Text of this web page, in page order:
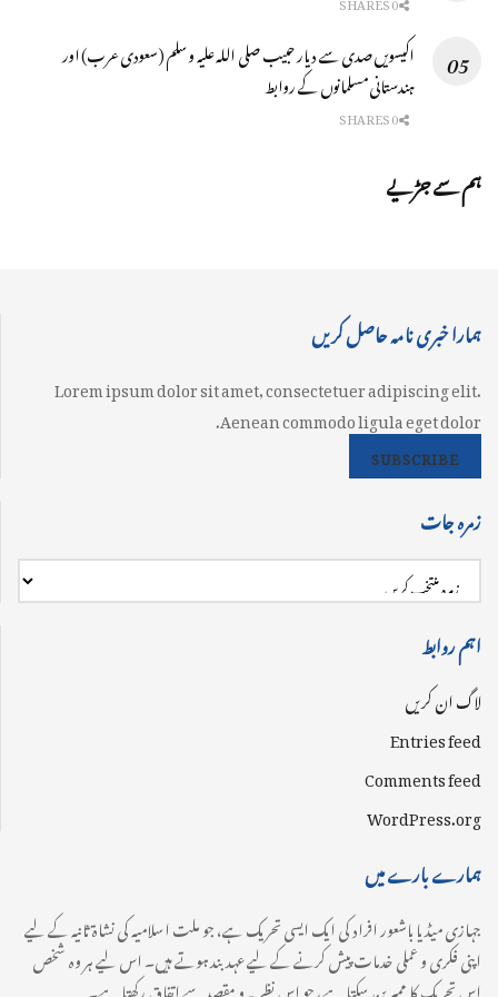
اکیسویں صدی سے دیار حبیب صلی اللہ علیہ وسلم (سعودی عرب) اور
ہندستانی مسلمانوں کے روابط
ہم سے جڑیے
ہمارا خبری نامہ حاصل کریں
Lorem ipsum dolor sit amet, consectetuer adipiscing elit.
Aenean commodo ligula eget dolor.
SUBSCRIBE
زمرہ جات
اہم روابط
لاگ ان کریں
Entries feed
Comments feed
WordPress.org
ہمارے بارے میں
جہازی میڈیا باشعور افراد کی ایک ایسی تحریک ہے، جو ملت اسلامیہ کی نشاۃ ثانیہ کے لیے
اپنی فکری و عملی خدمات پیش کرنے کے لیے عہدبند ہوتے ہیں۔ اس لیے ہر وہ شخص
اس تحریک کا ممبر بن سکتا ہے، جو اس نظریہ و مقصد سے اتفاق رکھتا ہے۔